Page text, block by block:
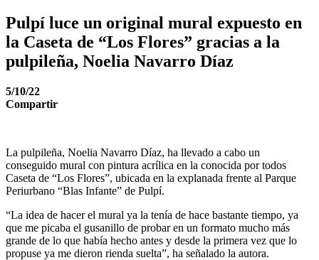
Pulpí luce un original mural expuesto en
la Caseta de “Los Flores” gracias a la
pulpileña, Noelia Navarro Díaz
5/10/22
Compartir
La pulpileña, Noelia Navarro Díaz, ha llevado a cabo un
conseguido mural con pintura acrílica en la conocida por todos
Caseta de “Los Flores”, ubicada en la explanada frente al Parque
Periurbano “Blas Infante” de Pulpí.
“La idea de hacer el mural ya la tenía de hace bastante tiempo, ya
que me picaba el gusanillo de probar en un formato mucho más
grande de lo que había hecho antes y desde la primera vez que lo
propuse ya me dieron rienda suelta”, ha señalado la autora.